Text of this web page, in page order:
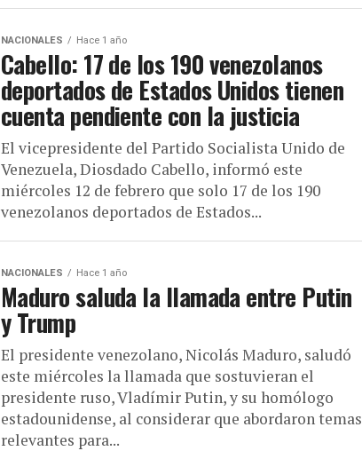
NACIONALES Hace 1 año
Cabello: 17 de los 190 venezolanos
deportados de Estados Unidos tienen
cuenta pendiente con la justicia
El vicepresidente del Partido Socialista Unido de
Venezuela, Diosdado Cabello, informó este
miércoles 12 de febrero que solo 17 de los 190
venezolanos deportados de Estados...
NACIONALES Hace 1 año
Maduro saluda la llamada entre Putin
y Trump
El presidente venezolano, Nicolás Maduro, saludó
este miércoles la llamada que sostuvieran el
presidente ruso, Vladímir Putin, y su homólogo
estadounidense, al considerar que abordaron temas
relevantes para...